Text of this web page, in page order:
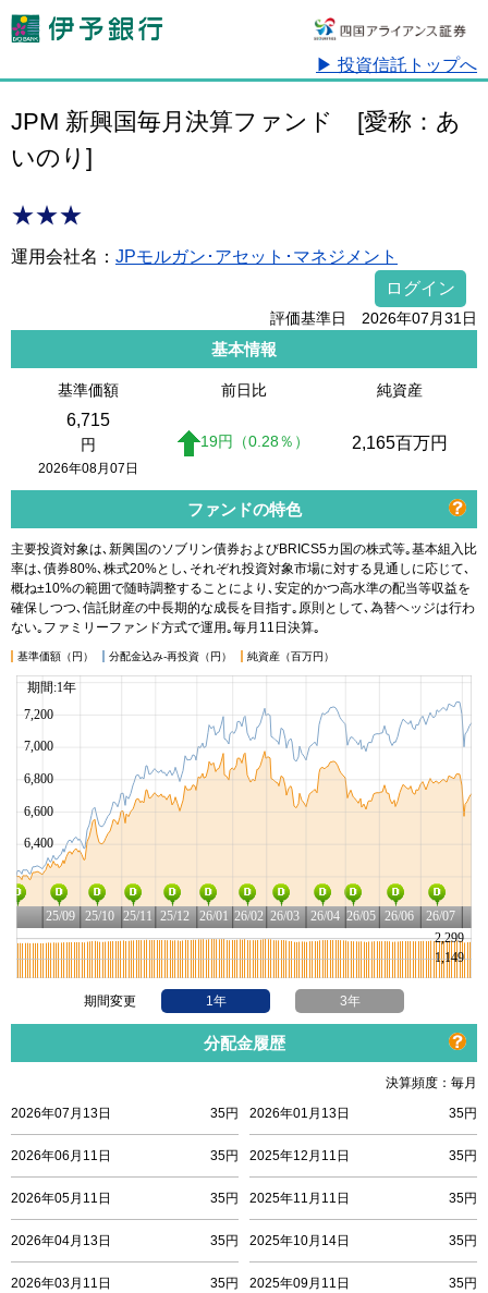
▶ 投資信託トップへ
JPM 新興国毎月決算ファンド
[愛称：あ
いのり]
★★★
運用会社名： JPモルガン･アセット･マネジメント
ログイン
評価基準日 2026年07月31日
基本情報
基準価額 前日比 純資産
6,715
円
2026年08月07日
19円 （0.28％ ） 2,165百万円
ファンドの特色
主要投資対象は､新興国のソブリン債券およびBRICS5カ国の株式等｡基本組入比
率は､債券80%､株式20%とし､それぞれ投資対象市場に対する見通しに応じて､
概ね±10%の範囲で随時調整することにより､安定的かつ高水準の配当等収益を
確保しつつ､信託財産の中長期的な成長を目指す｡原則として､為替ヘッジは行わ
ない｡ファミリーファンド方式で運用｡毎月11日決算｡
基準価額（円） 分配金込み-再投資（円） 純資産（百万円）
期間変更 1年 3年
分配金履歴
決算頻度：毎月
2026年07月13日
35円
2026年06月11日 35円
2026年05月11日 35円
2026年04月13日 35円
2026年03月11日 35円
2026年01月13日 35円
2025年12月11日 35円
2025年11月11日 35円
2025年10月14日 35円
2025年09月11日 35円